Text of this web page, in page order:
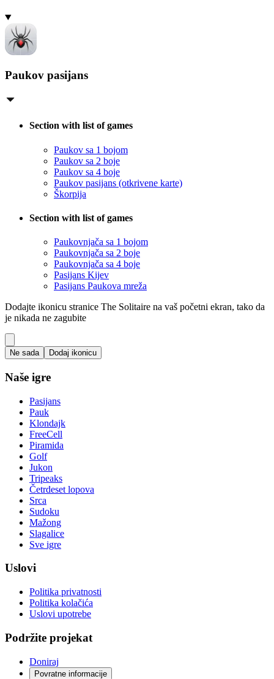
Paukov pasijans
Section with list of games
Paukov sa 1 bojom
Paukov sa 2 boje
Paukov sa 4 boje
Paukov pasijans (otkrivene karte)
Škorpija
Section with list of games
Paukovnjača sa 1 bojom
Paukovnjača sa 2 boje
Paukovnjača sa 4 boje
Pasijans Kijev
Pasijans Paukova mreža
Dodajte ikonicu stranice The Solitaire na vaš početni ekran, tako da
je nikada ne zagubite
Ne sada Dodaj ikonicu
Naše igre
Pasijans
Pauk
Klondajk
FreeCell
Piramida
Golf
Jukon
Tripeaks
Četrdeset lopova
Srca
Sudoku
Mažong
Slagalice
Sve igre
Uslovi
Politika privatnosti
Politika kolačića
Uslovi upotrebe
Podržite projekat
Doniraj
Povratne informacije